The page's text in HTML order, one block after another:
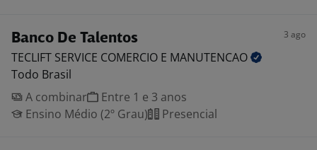
Banco De Talentos 3 ago
TECLIFT SERVICE COMERCIO E MANUTENCAO
Todo Brasil
A combinar
Entre 1 e 3 anos
Ensino Médio (2º Grau)
Presencial